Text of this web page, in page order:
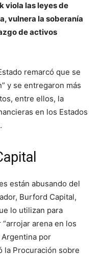
viola las leyes de
vulnera la soberanía
de activos
remarcó que se
y se entregaron más
entre ellos, la
en los Estados
están abusando del
Burford Capital,
lo utilizan para
arena en los
por
la Procuración sobre